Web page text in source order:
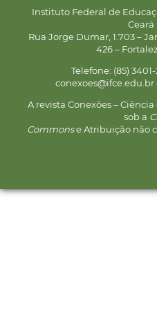
Instituto Federal de
Ceará
Rua Jorge Dumar, 1.703 –
426 –
Telefone: (85)
A revista Conexões –
sob a
Commonse Atribuição não